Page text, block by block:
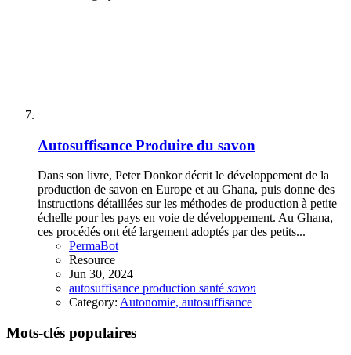
Autosuffisance Produire du savon
Dans son livre, Peter Donkor décrit le développement de la
production de savon en Europe et au Ghana, puis donne des
instructions détaillées sur les méthodes de production à petite
échelle pour les pays en voie de développement. Au Ghana,
ces procédés ont été largement adoptés par des petits...
PermaBot
Resource
Jun 30, 2024
autosuffisance production santé savon
Category: Autonomie, autosuffisance
Mots-clés populaires